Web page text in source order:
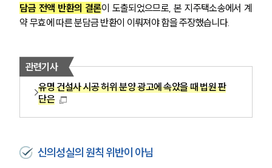
담금 전액 반환의 결론이 도출되었으므로, 본 지주택소송에서 계
약 무효에 따른 분담금 반환이 이뤄져야 함을 주장했습니다.
관련기사
유명 건설사 시공 허위 분양 광고에 속았을 때 법원 판
단은
신의성실의 원칙 위반이 아님